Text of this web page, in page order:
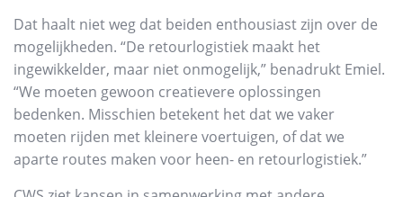
Dat haalt niet weg dat beiden enthousiast zijn over de
mogelijkheden. “De retourlogistiek maakt het
ingewikkelder, maar niet onmogelijk,” benadrukt Emiel.
“We moeten gewoon creatievere oplossingen
bedenken. Misschien betekent het dat we vaker
moeten rijden met kleinere voertuigen, of dat we
aparte routes maken voor heen- en retourlogistiek.”